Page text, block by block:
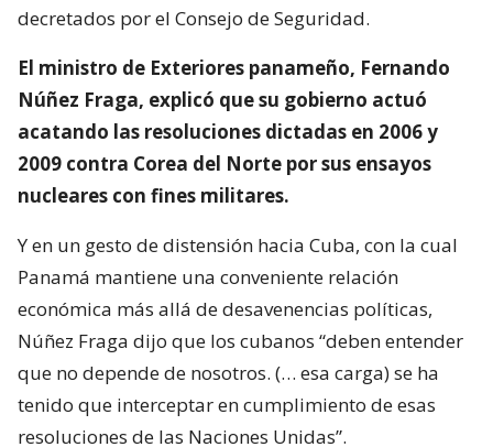
decretados por el Consejo de Seguridad.
El ministro de Exteriores panameño, Fernando
Núñez Fraga, explicó que su gobierno actuó
acatando las resoluciones dictadas en 2006 y
2009 contra Corea del Norte por sus ensayos
nucleares con fines militares.
Y en un gesto de distensión hacia Cuba, con la cual
Panamá mantiene una conveniente relación
económica más allá de desavenencias políticas,
Núñez Fraga dijo que los cubanos “deben entender
que no depende de nosotros. (… esa carga) se ha
tenido que interceptar en cumplimiento de esas
resoluciones de las Naciones Unidas”.